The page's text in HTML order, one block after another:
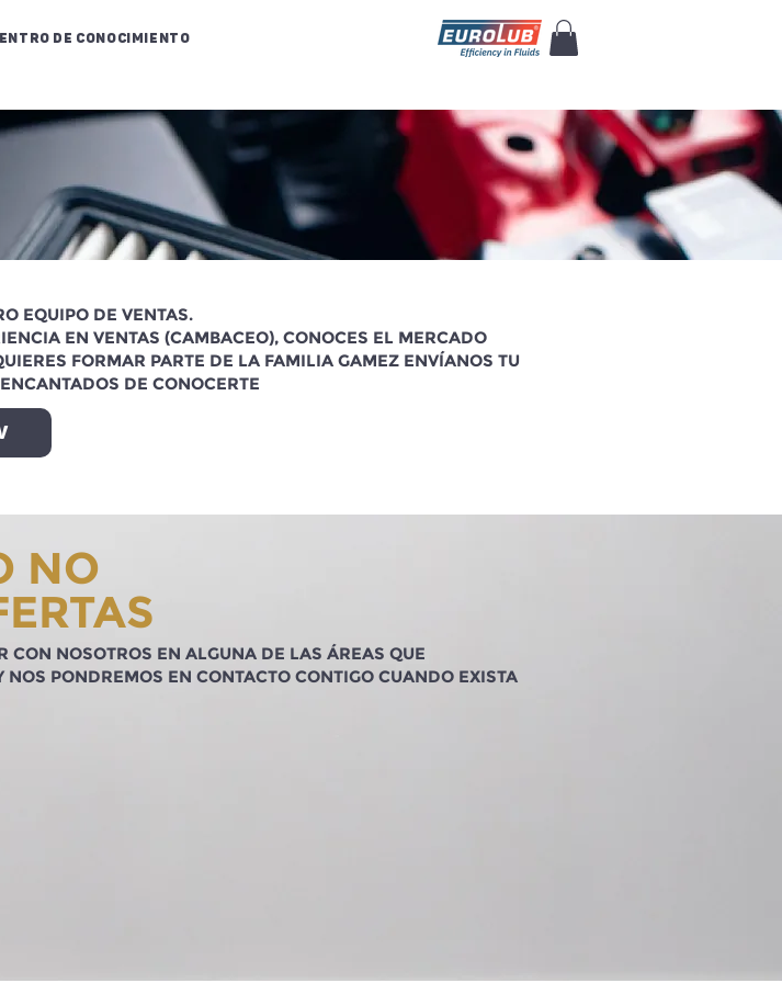
de conocimiento
EQUIPO DE VENTAS.
EN VENTAS (CAMBACEO), CONOCES EL MERCADO
FORMAR PARTE DE LA FAMILIA GAMEZ ENVÍANOS TU
DE CONOCERTE
NO
NOSOTROS EN ALGUNA DE LAS ÁREAS QUE
PONDREMOS EN CONTACTO CONTIGO CUANDO EXISTA